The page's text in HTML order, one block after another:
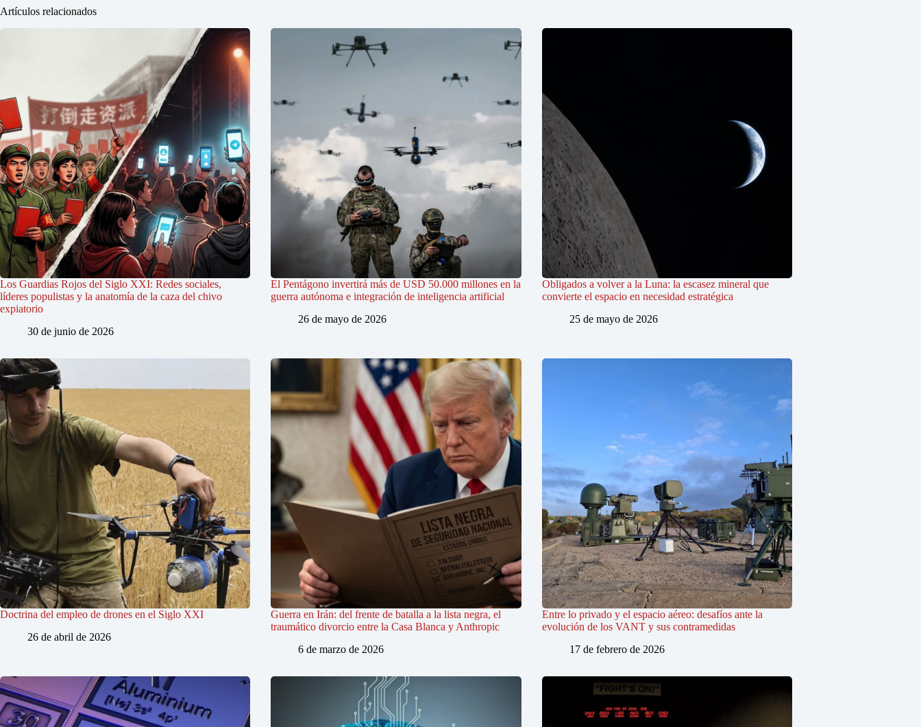
Artículos relacionados
Los Guardias Rojos del Siglo XXI: Redes sociales,
líderes populistas y la anatomía de la caza del chivo
expiatorio
30 de junio de 2026
El Pentágono invertirá más de USD 50.000 millones en la
guerra autónoma e integración de inteligencia artificial
26 de mayo de 2026
Obligados a volver a la Luna: la escasez mineral que
convierte el espacio en necesidad estratégica
25 de mayo de 2026
Doctrina del empleo de drones en el Siglo XXI
26 de abril de 2026
Guerra en Irán: del frente de batalla a la lista negra, el
traumático divorcio entre la Casa Blanca y Anthropic
6 de marzo de 2026
Entre lo privado y el espacio aéreo: desafíos ante la
evolución de los VANT y sus contramedidas
17 de febrero de 2026